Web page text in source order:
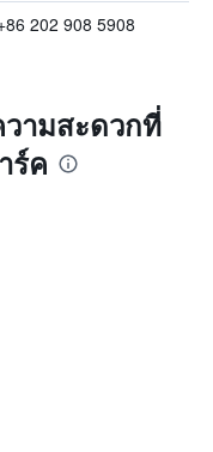
202 908 5908
ามสะดวกที่
ร์ค